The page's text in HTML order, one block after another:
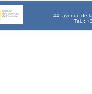
44, avenue de
Tél. :